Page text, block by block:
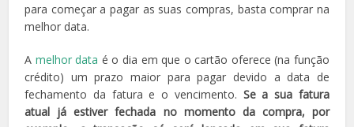
para começar a pagar as suas compras, basta comprar na
melhor data.
A melhor data é o dia em que o cartão oferece (na função
crédito) um prazo maior para pagar devido a data de
fechamento da fatura e o vencimento. Se a sua fatura
atual já estiver fechada no momento da compra, por